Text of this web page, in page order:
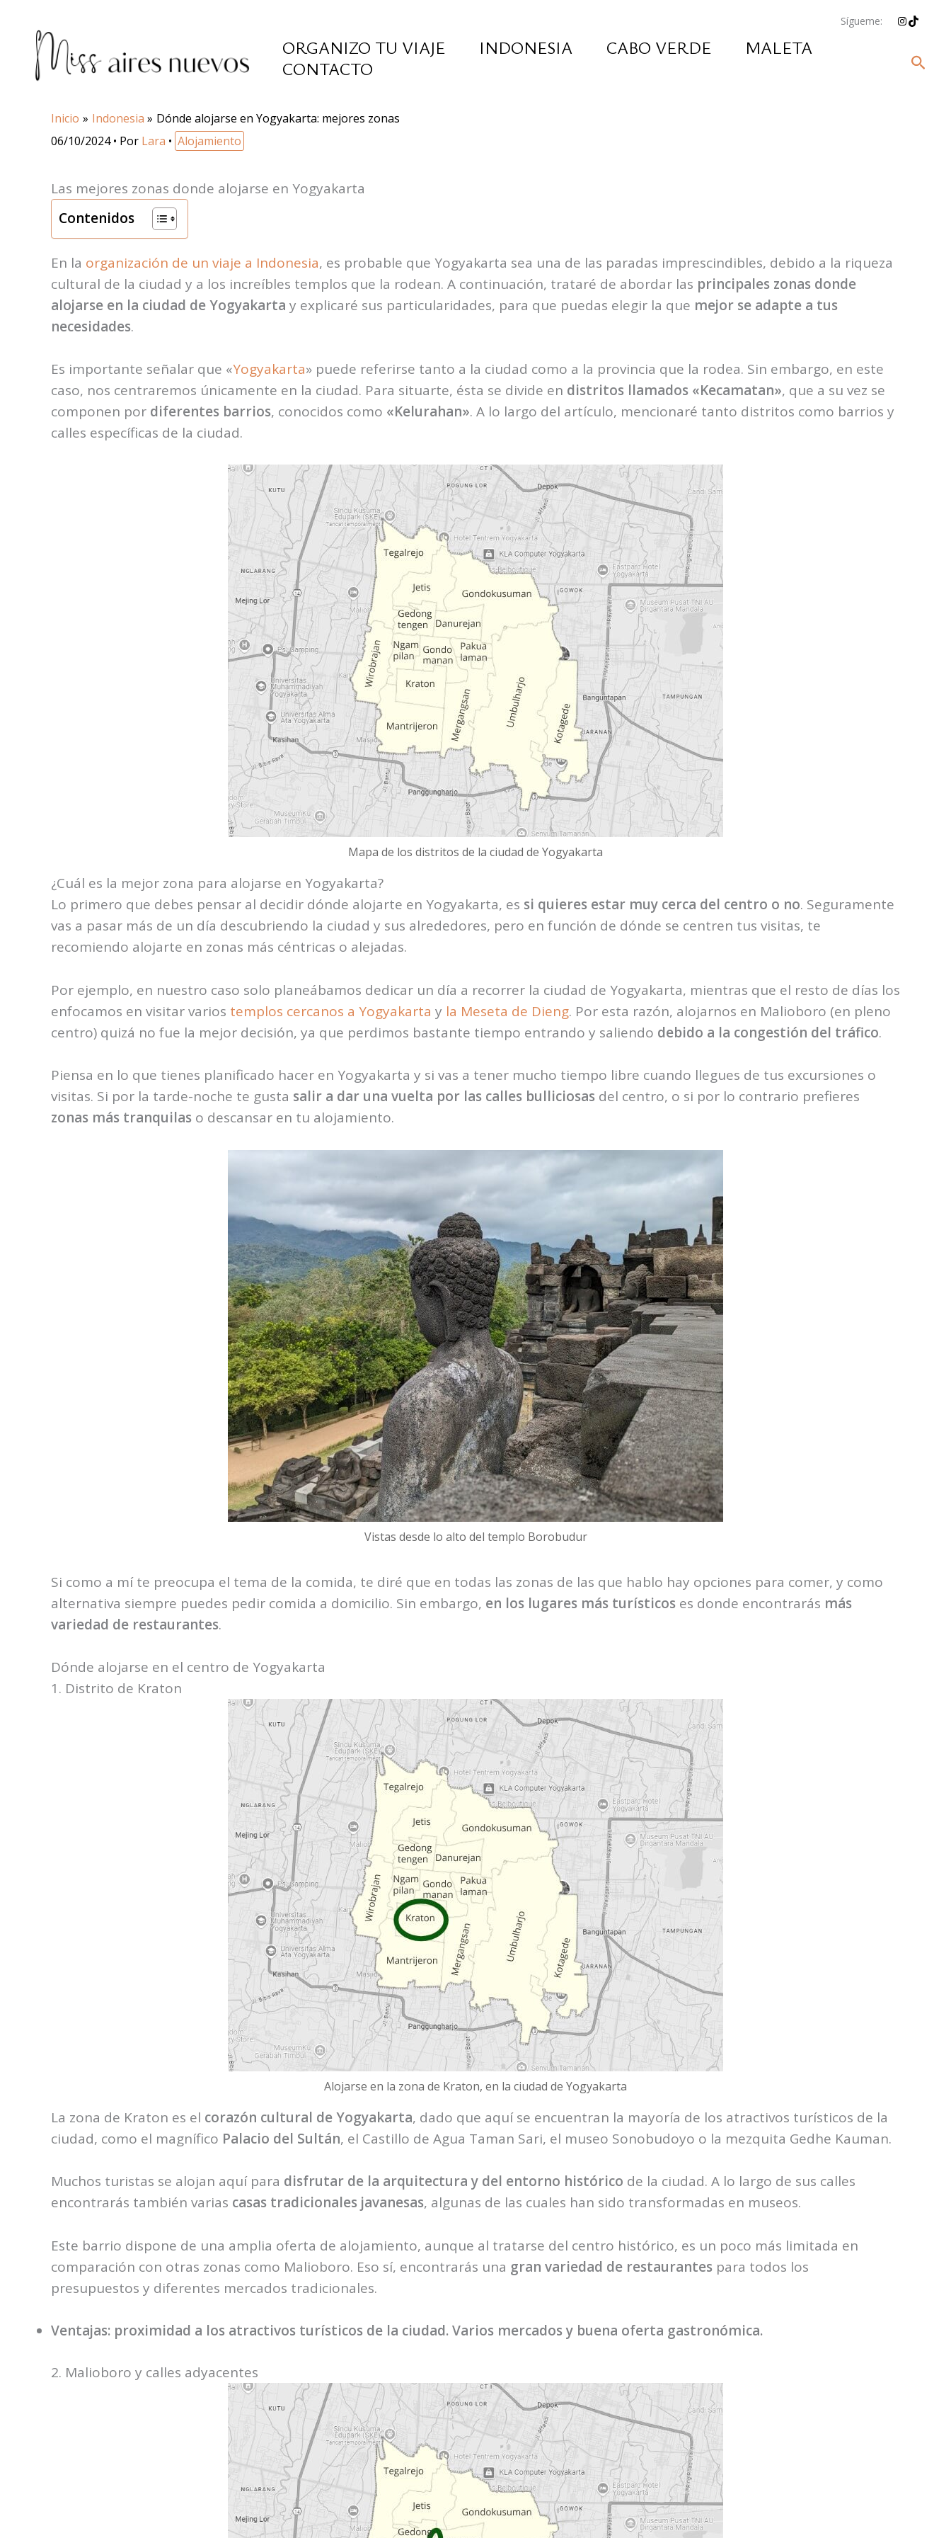
contenido
Sígueme: Instagram
TikTok
ORGANIZO TU VIAJE INDONESIA CABO VERDE
MALETA
CONTACTO
Inicio Indonesia
Dónde alojarse en Yogyakarta: mejores zonas
06/10/2024• Por Lara • Alojamiento
Las mejores zonas donde alojarse en Yogyakarta
Contenidos
En la organización de un viaje a Indonesia, es probable que Yogyakarta sea una de las paradas imprescindibles, debido a la riqueza
cultural de la ciudad y a los increíbles templos que la rodean. A continuación, trataré de abordar las principales zonas donde
alojarse en la ciudad de Yogyakarta y explicaré sus particularidades, para que puedas elegir la que mejor se adapte a tus
necesidades.
Es importante señalar que «Yogyakarta» puede referirse tanto a la ciudad como a la provincia que la rodea. Sin embargo, en este
caso, nos centraremos únicamente en la ciudad. Para situarte, ésta se divide en distritos llamados «Kecamatan», que a su vez se
componen por diferentes barrios, conocidos como «Kelurahan». A lo largo del artículo, mencionaré tanto distritos como barrios y
calles específicas de la ciudad.
Mapa de los distritos de la ciudad de Yogyakarta
¿Cuál es la mejor zona para alojarse en Yogyakarta?
Lo primero que debes pensar al decidir dónde alojarte en Yogyakarta, es si quieres estar muy cerca del centro o no. Seguramente
vas a pasar más de un día descubriendo la ciudad y sus alrededores, pero en función de dónde se centren tus visitas, te
recomiendo alojarte en zonas más céntricas o alejadas.
Por ejemplo, en nuestro caso solo planeábamos dedicar un día a recorrer la ciudad de Yogyakarta, mientras que el resto de días los
enfocamos en visitar varios templos cercanos a Yogyakarta y la Meseta de Dieng. Por esta razón, alojarnos en Malioboro (en pleno
centro) quizá no fue la mejor decisión, ya que perdimos bastante tiempo entrando y saliendo debido a la congestión del tráfico.
Piensa en lo que tienes planificado hacer en Yogyakarta y si vas a tener mucho tiempo libre cuando llegues de tus excursiones o
visitas. Si por la tarde-noche te gusta salir a dar una vuelta por las calles bulliciosas del centro, o si por lo contrario prefieres
zonas más tranquilas o descansar en tu alojamiento.
Vistas desde lo alto del templo Borobudur
Si como a mí te preocupa el tema de la comida, te diré que en todas las zonas de las que hablo hay opciones para comer, y como
alternativa siempre puedes pedir comida a domicilio. Sin embargo, en los lugares más turísticos es donde encontrarás más
variedad de restaurantes.
Dónde alojarse en el centro de Yogyakarta
1. Distrito de Kraton
Alojarse en la zona de Kraton, en la ciudad de Yogyakarta
La zona de Kraton es el corazón cultural de Yogyakarta, dado que aquí se encuentran la mayoría de los atractivos turísticos de la
ciudad, como el magnífico Palacio del Sultán, el Castillo de Agua Taman Sari, el museo Sonobudoyo o la mezquita Gedhe Kauman.
Muchos turistas se alojan aquí para disfrutar de la arquitectura y del entorno histórico de la ciudad. A lo largo de sus calles
encontrarás también varias casas tradicionales javanesas, algunas de las cuales han sido transformadas en museos.
Este barrio dispone de una amplia oferta de alojamiento, aunque al tratarse del centro histórico, es un poco más limitada en
comparación con otras zonas como Malioboro. Eso sí, encontrarás una gran variedad de restaurantes para todos los
presupuestos y diferentes mercados tradicionales.
Ventajas: proximidad a los atractivos turísticos de la ciudad. Varios mercados y buena oferta gastronómica.
2. Malioboro y calles adyacentes